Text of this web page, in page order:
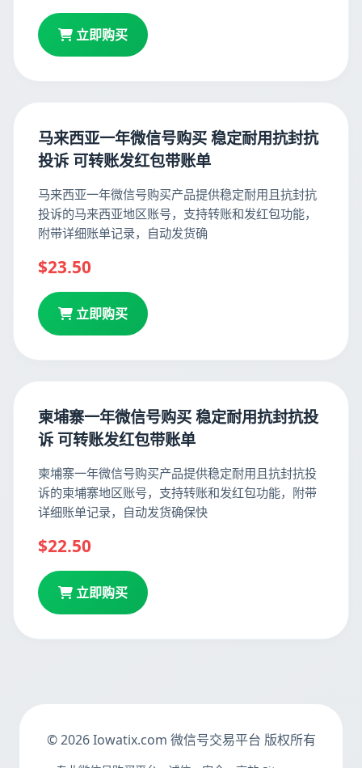
立即购买
马来西亚一年微信号购买 稳定耐用抗封抗
投诉 可转账发红包带账单
马来西亚一年微信号购买产品提供稳定耐用且抗封抗
投诉的马来西亚地区账号，支持转账和发红包功能，
附带详细账单记录，自动发货确
$23.50
立即购买
柬埔寨一年微信号购买 稳定耐用抗封抗投
诉 可转账发红包带账单
柬埔寨一年微信号购买产品提供稳定耐用且抗封抗投
诉的柬埔寨地区账号，支持转账和发红包功能，附带
详细账单记录，自动发货确保快
$22.50
立即购买
© 2026 Iowatix.com 微信号交易平台 版权所有